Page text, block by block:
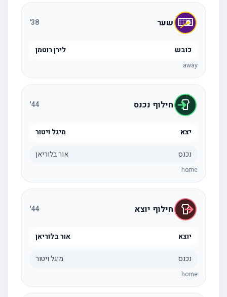
שער 38
'
כובש לירן רוטמן
away
חילוף נכנס 44
'
יצא מיגל ויטור
נכנס אור בלוריאן
home
חילוף יוצא 44
'
יוצא אור בלוריאן
נכנס מיגל ויטור
home